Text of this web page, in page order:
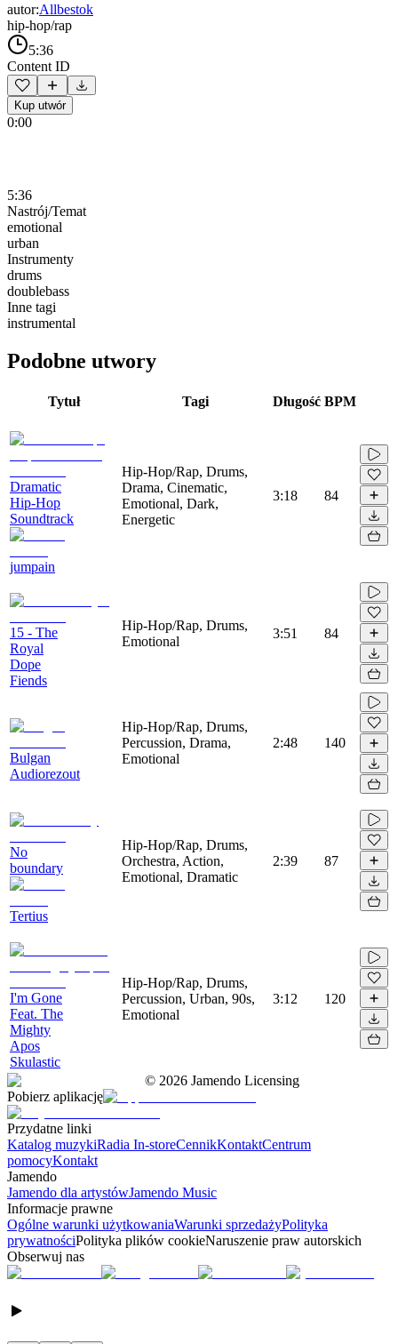
autor:Allbestok
hip-hop/rap
5:36
Content ID
Kup utwór
0:00
5:36
Nastrój/Temat
emotional
urban
Instrumenty
drums
doublebass
Inne tagi
instrumental
Podobne utwory
Tytuł Tagi Długość BPM
Dramatic
Hip-Hop
Soundtrack
jumpain
Hip-Hop/Rap, Drums,
Drama, Cinematic,
Emotional, Dark,
Energetic
3:18 84
15 - The
Royal
Dope
Fiends
Hip-Hop/Rap, Drums,
Emotional
3:51 84
Bulgan
Audiorezout
Hip-Hop/Rap, Drums,
Percussion, Drama,
Emotional
2:48 140
No
boundary
Tertius
Hip-Hop/Rap, Drums,
Orchestra, Action,
Emotional, Dramatic
2:39 87
I'm Gone
Feat. The
Mighty
Apos
Skulastic
Hip-Hop/Rap, Drums,
Percussion, Urban, 90s,
Emotional
3:12 120
© 2026 Jamendo Licensing
Pobierz aplikację
Przydatne linki
Katalog muzykiRadia In-storeCennikKontaktCentrum
pomocyKontakt
Jamendo
Jamendo dla artystówJamendo Music
Informacje prawne
Ogólne warunki użytkowaniaWarunki sprzedażyPolityka
prywatnościPolityka plików cookieNaruszenie praw autorskich
Obserwuj nas